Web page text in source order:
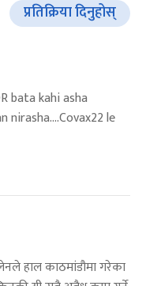
प्रतिक्रिया दिनुहोस्
bata kahi asha
nirasha....Covax22 le
हाल काठमांडौमा गरेका